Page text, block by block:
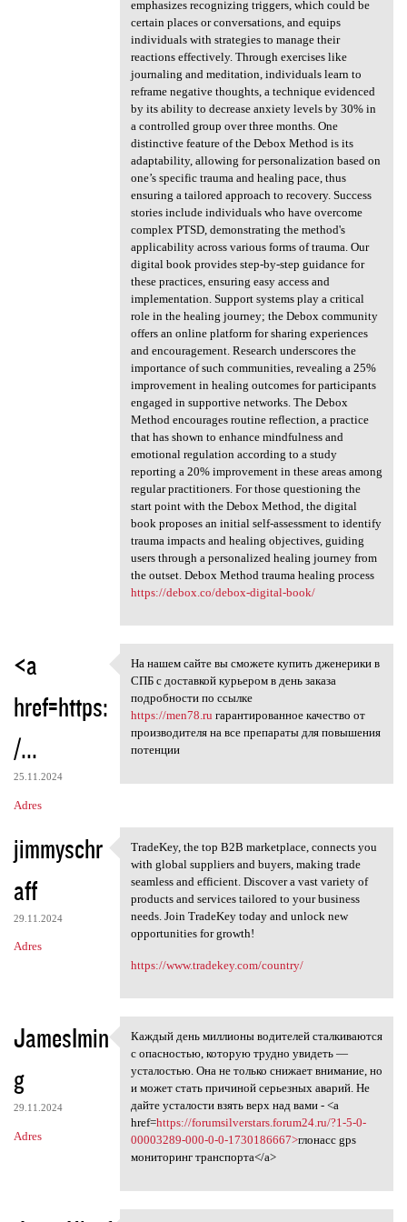
emphasizes recognizing triggers, which could be
certain places or conversations, and equips
individuals with strategies to manage their
reactions effectively. Through exercises like
journaling and meditation, individuals learn to
reframe negative thoughts, a technique evidenced
by its ability to decrease anxiety levels by 30% in
a controlled group over three months. One
distinctive feature of the Debox Method is its
adaptability, allowing for personalization based on
one’s specific trauma and healing pace, thus
ensuring a tailored approach to recovery. Success
stories include individuals who have overcome
complex PTSD, demonstrating the method's
applicability across various forms of trauma. Our
digital book provides step-by-step guidance for
these practices, ensuring easy access and
implementation. Support systems play a critical
role in the healing journey; the Debox community
offers an online platform for sharing experiences
and encouragement. Research underscores the
importance of such communities, revealing a 25%
improvement in healing outcomes for participants
engaged in supportive networks. The Debox
Method encourages routine reflection, a practice
that has shown to enhance mindfulness and
emotional regulation according to a study
reporting a 20% improvement in these areas among
regular practitioners. For those questioning the
start point with the Debox Method, the digital
book proposes an initial self-assessment to identify
trauma impacts and healing objectives, guiding
users through a personalized healing journey from
the outset. Debox Method trauma healing process
https://debox.co/debox-digital-book/
<a
href=https:
/...
25.11.2024
Adres
На нашем сайте вы сможете
На нашем сайте вы сможете купить дженерики в
СПБ с доставкой курьером в день заказа
подробности по ссылке
https://men78.ru гарантированное качество от
производителя на все препараты для повышения
потенции
jimmyschr
aff
29.11.2024
Adres
TradeKey, the top B2B
TradeKey, the top B2B marketplace, connects you
with global suppliers and buyers, making trade
seamless and efficient. Discover a vast variety of
products and services tailored to your business
needs. Join TradeKey today and unlock new
opportunities for growth!
https://www.tradekey.com/country/
JamesImin
g
29.11.2024
Adres
Каждый день миллионы
Каждый день миллионы водителей сталкиваются
с опасностью, которую трудно увидеть —
усталостью. Она не только снижает внимание, но
и может стать причиной серьезных аварий. Не
дайте усталости взять верх над вами - <a
href=https://forumsilverstars.forum24.ru/?1-5-0-
00003289-000-0-0-1730186667>глонасс gps
мониторинг транспорта</a>